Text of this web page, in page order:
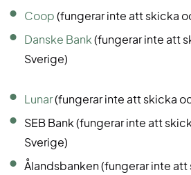
Coop (fungerar inte att skicka
Danske Bank(fungerar inte att
Sverige)
Lunar(fungerar inte att skicka
SEB Bank (fungerar inte att
Sverige)
Ålandsbanken (fungerar inte